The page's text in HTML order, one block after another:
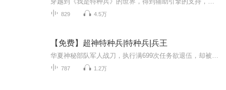
829 4.5万
【免费】超神特种兵|特种兵|兵王
787 1.2万